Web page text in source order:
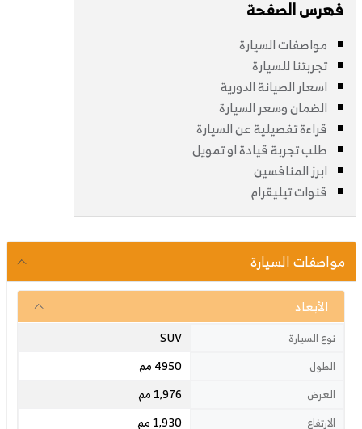
فهرس الصفحة
مواصفات السيارة
تجربتنا للسيارة
اسعار الصيانة الدورية
الضمان وسعر السيارة
قراءة تفصيلية عن السيارة
طلب تجربة قيادة او تمويل
ابرز المنافسين
قنوات تيليقرام
مواصفات السيارة
الأبعاد
نوع السيارة SUV
الطول 4950 مم
العرض 1,976 مم
الارتفاع 1,930 مم